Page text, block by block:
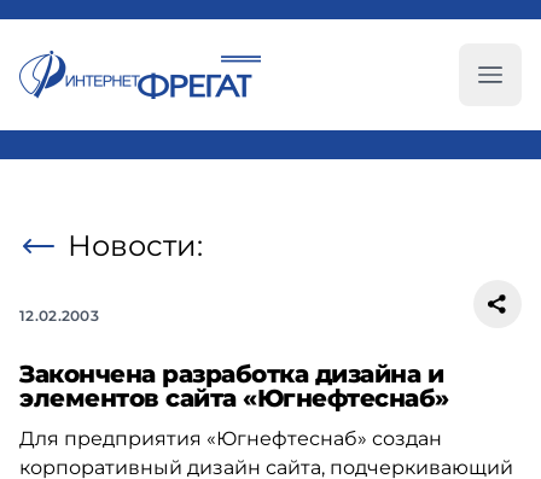
Новости:
12.02.2003
Закончена разработка дизайна и
элементов сайта «Югнефтеснаб»
Для предприятия «Югнефтеснаб» создан
корпоративный дизайн сайта, подчеркивающий